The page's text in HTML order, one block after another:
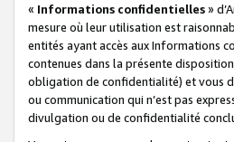
« Informations confidentielles»
mesure où leur utilisation est
entités ayant accès aux Informations
contenues dans la présente
obligation de confidentialité) et vous
ou communication qui n’est pas
divulgation ou de confidentialité